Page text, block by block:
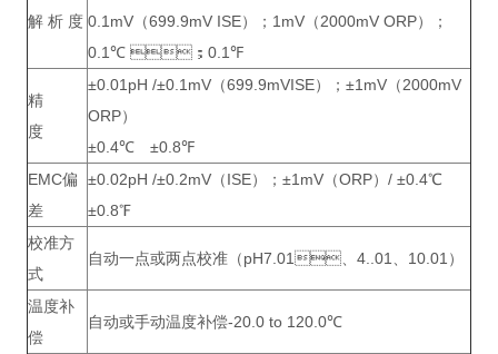
解 析 度 0.1mV（699.9mV ISE）；1mV（2000mV ORP）；
0.1℃ ；0.1℉
精
度
±0.01pH /±0.1mV（699.9mVISE）；±1mV（2000mV
ORP）
±0.4℃ ±0.8℉
EMC偏
差
±0.02pH /±0.2mV（ISE）；±1mV（ORP）/ ±0.4℃
±0.8℉
校准方
式
自动一点或两点校准（pH7.01、4..01、10.01）
温度补
偿
自动或手动温度补偿-20.0 to 120.0℃